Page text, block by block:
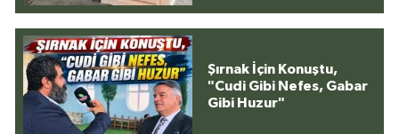
Şırnak İçin Konuştu,
"Cudi Gibi Nefes, Gabar
Gibi Huzur"